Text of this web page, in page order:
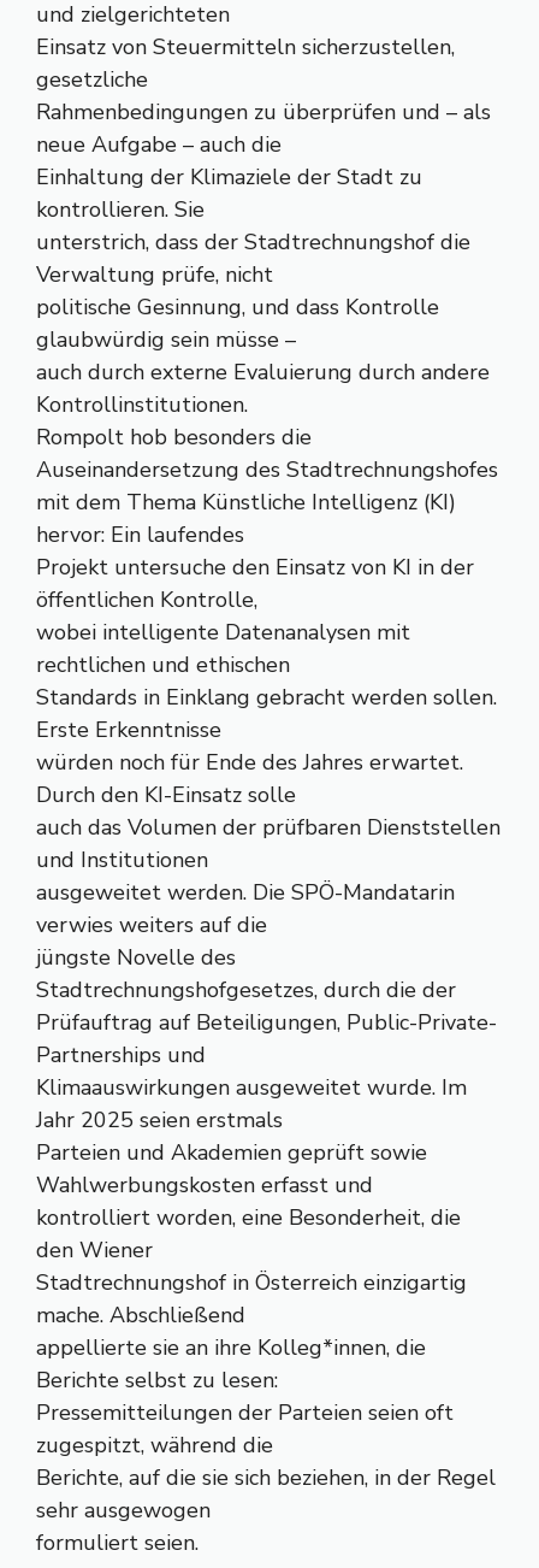
und zielgerichteten
Einsatz von Steuermitteln sicherzustellen,
gesetzliche
Rahmenbedingungen zu überprüfen und – als
neue Aufgabe – auch die
Einhaltung der Klimaziele der Stadt zu
kontrollieren. Sie
unterstrich, dass der Stadtrechnungshof die
Verwaltung prüfe, nicht
politische Gesinnung, und dass Kontrolle
glaubwürdig sein müsse –
auch durch externe Evaluierung durch andere
Kontrollinstitutionen.
Rompolt hob besonders die
Auseinandersetzung des Stadtrechnungshofes
mit dem Thema Künstliche Intelligenz (KI)
hervor: Ein laufendes
Projekt untersuche den Einsatz von KI in der
öffentlichen Kontrolle,
wobei intelligente Datenanalysen mit
rechtlichen und ethischen
Standards in Einklang gebracht werden sollen.
Erste Erkenntnisse
würden noch für Ende des Jahres erwartet.
Durch den KI-Einsatz solle
auch das Volumen der prüfbaren Dienststellen
und Institutionen
ausgeweitet werden. Die SPÖ-Mandatarin
verwies weiters auf die
jüngste Novelle des
Stadtrechnungshofgesetzes, durch die der
Prüfauftrag auf Beteiligungen, Public-Private-
Partnerships und
Klimaauswirkungen ausgeweitet wurde. Im
Jahr 2025 seien erstmals
Parteien und Akademien geprüft sowie
Wahlwerbungskosten erfasst und
kontrolliert worden, eine Besonderheit, die
den Wiener
Stadtrechnungshof in Österreich einzigartig
mache. Abschließend
appellierte sie an ihre Kolleg*innen, die
Berichte selbst zu lesen:
Pressemitteilungen der Parteien seien oft
zugespitzt, während die
Berichte, auf die sie sich beziehen, in der Regel
sehr ausgewogen
formuliert seien.